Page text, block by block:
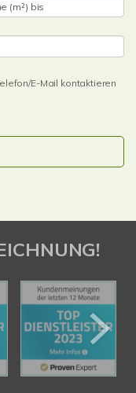
E-Mail kontaktieren